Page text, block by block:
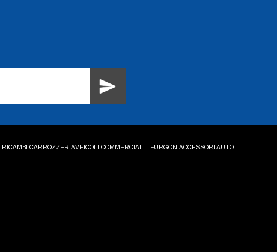
RICAMBI CARROZZERIAVEICOLI COMMERCIALI - FURGONI ACCESSORI AUTO